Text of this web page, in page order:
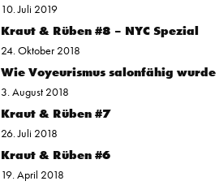
10. Juli 2019
Kraut & Rüben #8 – NYC Spezial
24. Oktober 2018
Wie Voyeurismus salonfähig wurde
3. August 2018
Kraut & Rüben #7
26. Juli 2018
Kraut & Rüben #6
19. April 2018